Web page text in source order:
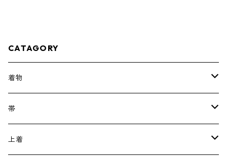
CATAGORY
着物
カジュアル
小紋
フォーマル
帯
名古屋帯
上着